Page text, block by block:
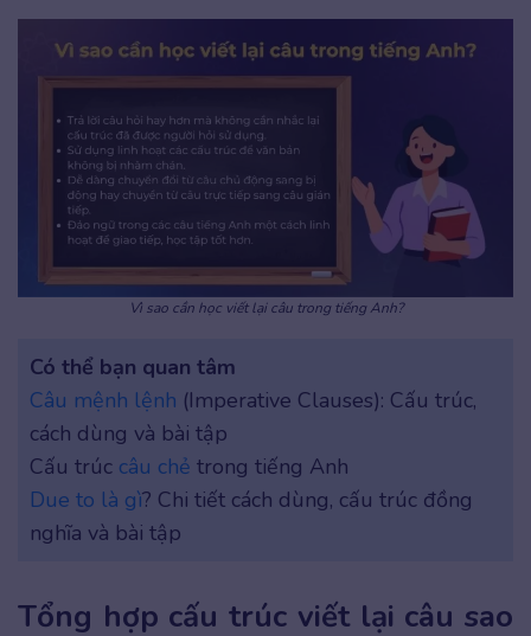
Vì sao cần học viết lại câu trong tiếng Anh?
Có thể bạn quan tâm
Câu mệnh lệnh (Imperative Clauses): Cấu trúc,
cách dùng và bài tập
Cấu trúc câu chẻ trong tiếng Anh
Due to là gì? Chi tiết cách dùng, cấu trúc đồng
nghĩa và bài tập
Tổng hợp cấu trúc viết lại câu sao